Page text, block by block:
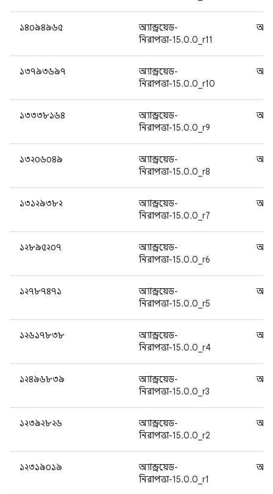
১৪০৯৪৯৬৫
অ্যান্ড্রয়েড-
নিরাপত্তা-15.0.0_r11
১৩৭৯৩৬৯৭
অ্যান্ড্রয়েড-
নিরাপত্তা-15.0.0_r10
১৩৩৩৮১৬৪
অ্যান্ড্রয়েড-
নিরাপত্তা-15.0.0_r9
১৩২০৬০৪৯
অ্যান্ড্রয়েড-
নিরাপত্তা-15.0.0_r8
১৩১২৯৩৮২
অ্যান্ড্রয়েড-
নিরাপত্তা-15.0.0_r7
১২৮৯৫২০৭
অ্যান্ড্রয়েড-
নিরাপত্তা-15.0.0_r6
১২৭৮৭৪৭১
অ্যান্ড্রয়েড-
নিরাপত্তা-15.0.0_r5
১২৬১৭৮৩৮
অ্যান্ড্রয়েড-
নিরাপত্তা-15.0.0_r4
১২৪৯৬৮৩৯
অ্যান্ড্রয়েড-
নিরাপত্তা-15.0.0_r3
১২৩৯২৮২৬
অ্যান্ড্রয়েড-
নিরাপত্তা-15.0.0_r2
১২৩১৯০১৯
অ্যান্ড্রয়েড-
নিরাপত্তা-15.0.0_r1